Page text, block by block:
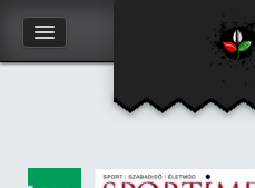
Felhasználói adatlap